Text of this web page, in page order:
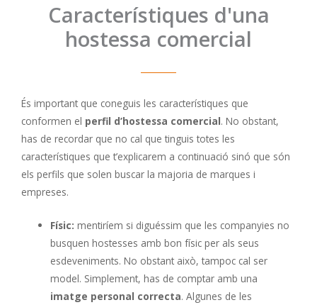
Característiques d'una
hostessa comercial
És important que coneguis les característiques que
conformen el perfil d’hostessa comercial. No obstant,
has de recordar que no cal que tinguis totes les
característiques que t’explicarem a continuació sinó que són
els perfils que solen buscar la majoria de marques i
empreses.
Físic: mentiríem si diguéssim que les companyies no
busquen hostesses amb bon físic per als seus
esdeveniments. No obstant això, tampoc cal ser
model. Simplement, has de comptar amb una
imatge personal correcta. Algunes de les